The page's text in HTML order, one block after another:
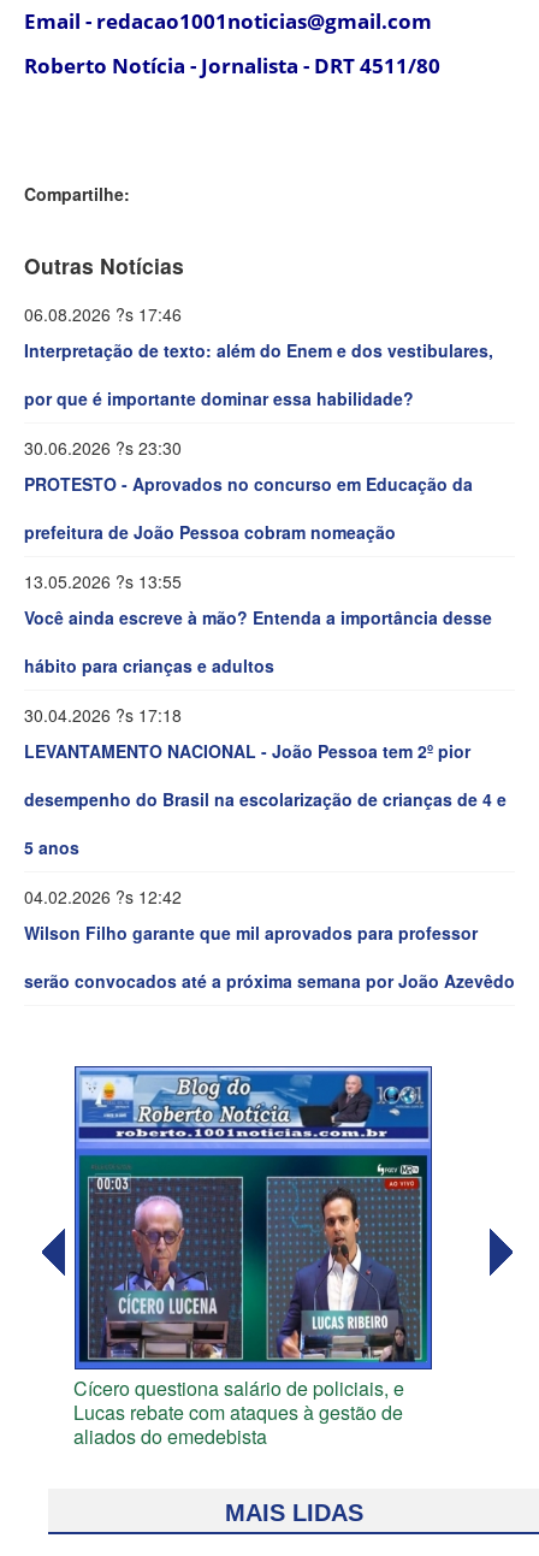
Email - redacao1001noticias@gmail.com
Roberto Notícia - Jornalista - DRT 4511/80
Compartilhe:
Outras Notícias
06.08.2026 ?s 17:46
Interpretação de texto: além do Enem e dos vestibulares,
por que é importante dominar essa habilidade?
30.06.2026 ?s 23:30
PROTESTO - Aprovados no concurso em Educação da
prefeitura de João Pessoa cobram nomeação
13.05.2026 ?s 13:55
Você ainda escreve à mão? Entenda a importância desse
hábito para crianças e adultos
30.04.2026 ?s 17:18
LEVANTAMENTO NACIONAL - João Pessoa tem 2º pior
desempenho do Brasil na escolarização de crianças de 4 e
5 anos
04.02.2026 ?s 12:42
Wilson Filho garante que mil aprovados para professor
serão convocados até a próxima semana por João Azevêdo
Cícero questiona salário de policiais, e
Lucas rebate com ataques à gestão de
aliados do emedebista
MAIS LIDAS